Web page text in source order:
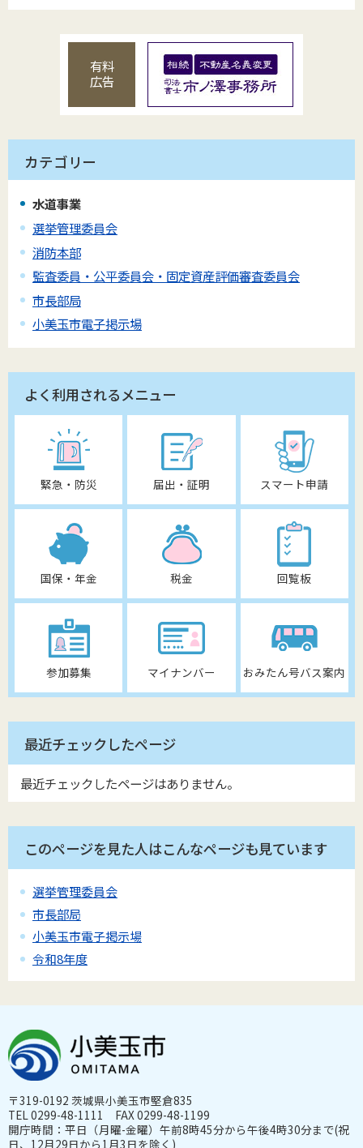
有料
広告
カテゴリー
水道事業
選挙管理委員会
消防本部
監査委員・公平委員会・固定資産評価審査委員会
市長部局
小美玉市電子掲示場
よく利用されるメニュー
緊急・防災 届出・証明 スマート申請
国保・年金 税金 回覧板
参加募集 マイナンバー おみたん号バス案内
最近チェックしたページ
最近チェックしたページはありません。
このページを見た人はこんなページも見ています
選挙管理委員会
市長部局
小美玉市電子掲示場
令和8年度
〒319-0192 茨城県小美玉市堅倉835
TEL 0299-48-1111 FAX 0299-48-1199
開庁時間：平日（月曜-金曜）午前8時45分から午後4時30分まで(祝
日、12月29日から1月3日を除く)